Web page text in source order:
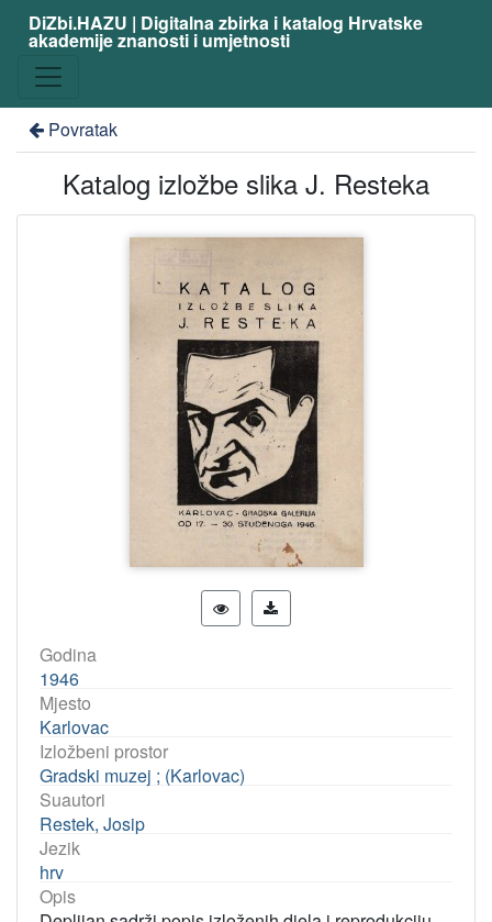
DiZbi.HAZU | Digitalna zbirka i katalog Hrvatske
akademije znanosti i umjetnosti
Povratak
Katalog izložbe slika J. Resteka
Godina
1946
Mjesto
Karlovac
Izložbeni prostor
Gradski muzej ; (Karlovac)
Suautori
Restek, Josip
Jezik
hrv
Opis